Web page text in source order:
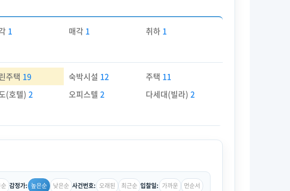
1 매각 1 취하 1
주택 19 숙박시설 12 주택 11
(호텔)2 오피스텔 2 다세대(빌라) 2
감정가: 높은순 낮은순 사건번호: 오래된 최근순 입찰일: 가까운 먼순서